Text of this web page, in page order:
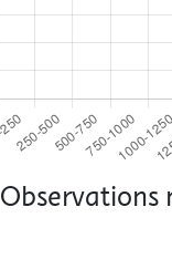
Observations